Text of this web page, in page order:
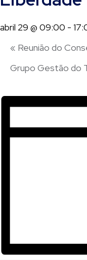
abril 29 @ 09:00 -
« Reunião do
Grupo Gestão do